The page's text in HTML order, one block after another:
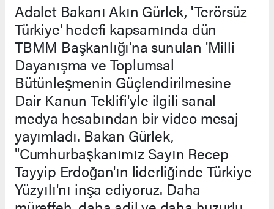
Adalet Bakanı Akın Gürlek, 'Terörsüz
Türkiye' hedefi kapsamında dün
TBMM Başkanlığı'na sunulan 'Milli
Dayanışma ve Toplumsal
Bütünleşmenin Güçlendirilmesine
Dair Kanun Teklifi'yle ilgili sanal
medya hesabından bir video mesaj
yayımladı. Bakan Gürlek,
"Cumhurbaşkanımız Sayın Recep
Tayyip Erdoğan'ın liderliğinde Türkiye
Yüzyılı'nı inşa ediyoruz. Daha